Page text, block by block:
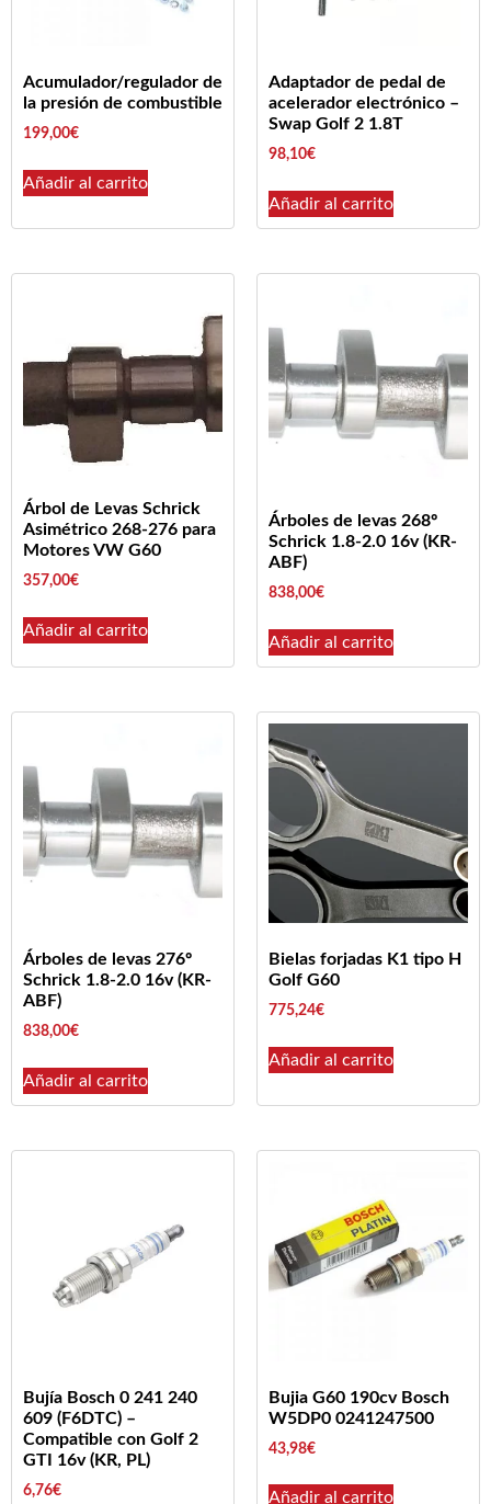
Acumulador/regulador de
la presión de combustible
199,00€
Añadir al carrito
Adaptador de pedal de
acelerador electrónico –
Swap Golf 2 1.8T
98,10€
Añadir al carrito
Árbol de Levas Schrick
Asimétrico 268-276 para
Motores VW G60
357,00€
Añadir al carrito
Árboles de levas 268º
Schrick 1.8-2.0 16v (KR-
ABF)
838,00€
Añadir al carrito
Árboles de levas 276º
Schrick 1.8-2.0 16v (KR-
ABF)
838,00€
Añadir al carrito
Bielas forjadas K1 tipo H
Golf G60
775,24€
Añadir al carrito
Bujía Bosch 0 241 240
609 (F6DTC) –
Compatible con Golf 2
GTI 16v (KR, PL)
6,76€
Bujia G60 190cv Bosch
W5DP0 0241247500
43,98€
Añadir al carrito